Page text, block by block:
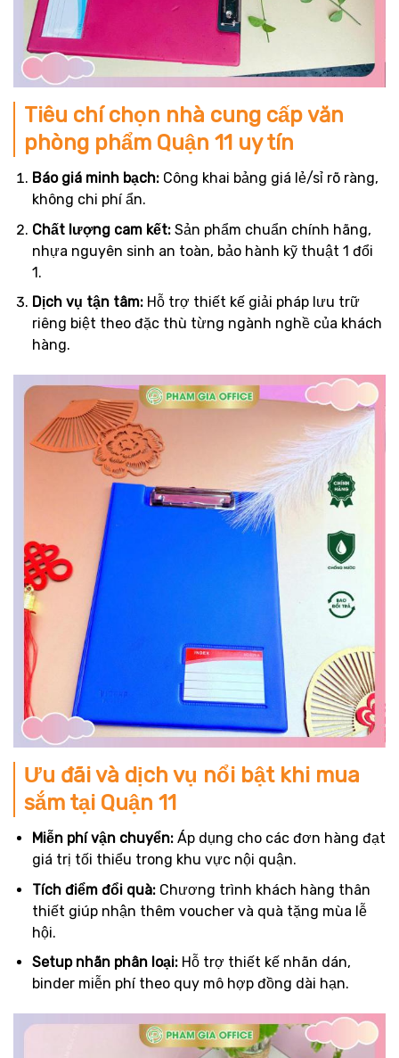
Tiêu chí chọn nhà cung cấp văn
phòng phẩm Quận 11 uy tín
Báo giá minh bạch:Công khai bảng giá lẻ/sỉ rõ ràng,
không chi phí ẩn.
Chất lượng cam kết:Sản phẩm chuẩn chính hãng,
nhựa nguyên sinh an toàn, bảo hành kỹ thuật 1 đổi
1.
Dịch vụ tận tâm:Hỗ trợ thiết kế giải pháp lưu trữ
riêng biệt theo đặc thù từng ngành nghề của khách
hàng.
Ưu đãi và dịch vụ nổi bật khi mua
sắm tại Quận 11
Miễn phí vận chuyển:Áp dụng cho các đơn hàng đạt
giá trị tối thiểu trong khu vực nội quận.
Tích điểm đổi quà:Chương trình khách hàng thân
thiết giúp nhận thêm voucher và quà tặng mùa lễ
hội.
Setup nhãn phân loại:Hỗ trợ thiết kế nhãn dán,
binder miễn phí theo quy mô hợp đồng dài hạn.